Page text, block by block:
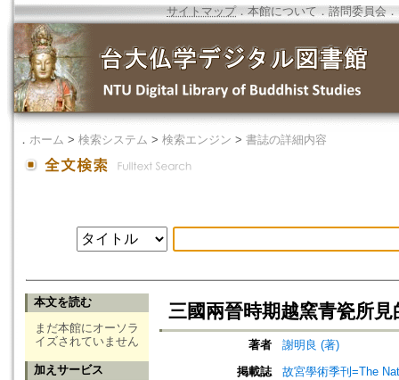
サイトマップ．本館について ． 諮問委員会 ．
． ホーム > 検索システム > 検索エンジン > 書誌の詳細内容
本文を読む
まだ本館にオーソラ
イズされていません
加えサービス
三國兩晉時期越窯青瓷所見
著者
謝明良 (著)
掲載誌
故宮學術季刊=The